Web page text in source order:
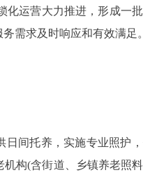
化运营大力推进，形成一
需求及时响应和有效满足。
间托养，实施专业照护
构(含街道、乡镇养老照